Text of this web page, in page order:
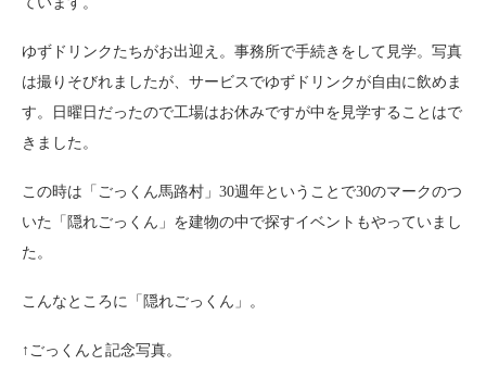
ゆずドリンクたちがお出迎え。事務所で手続きをして見学。写真
は撮りそびれましたが、サービスでゆずドリンクが自由に飲めま
す。日曜日だったので工場はお休みですが中を見学することはで
きました。
この時は「ごっくん馬路村」30週年ということで30のマークのつ
いた「隠れごっくん」を建物の中で探すイベントもやっていまし
た。
こんなところに「隠れごっくん」。
↑ごっくんと記念写真。